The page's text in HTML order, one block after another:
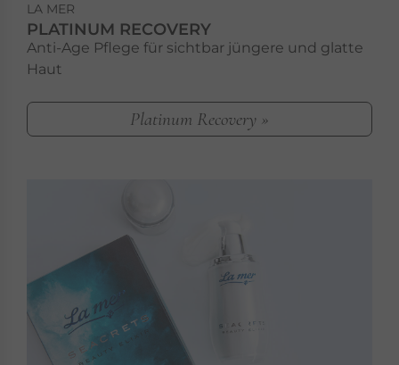
LA MER
PLATINUM RECOVERY
Anti-Age Pflege für sichtbar jüngere und glatte
Haut
Platinum Recovery »